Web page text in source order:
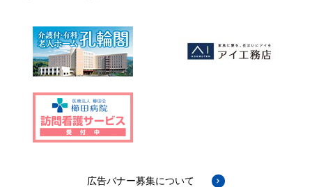
広告バナー募集について